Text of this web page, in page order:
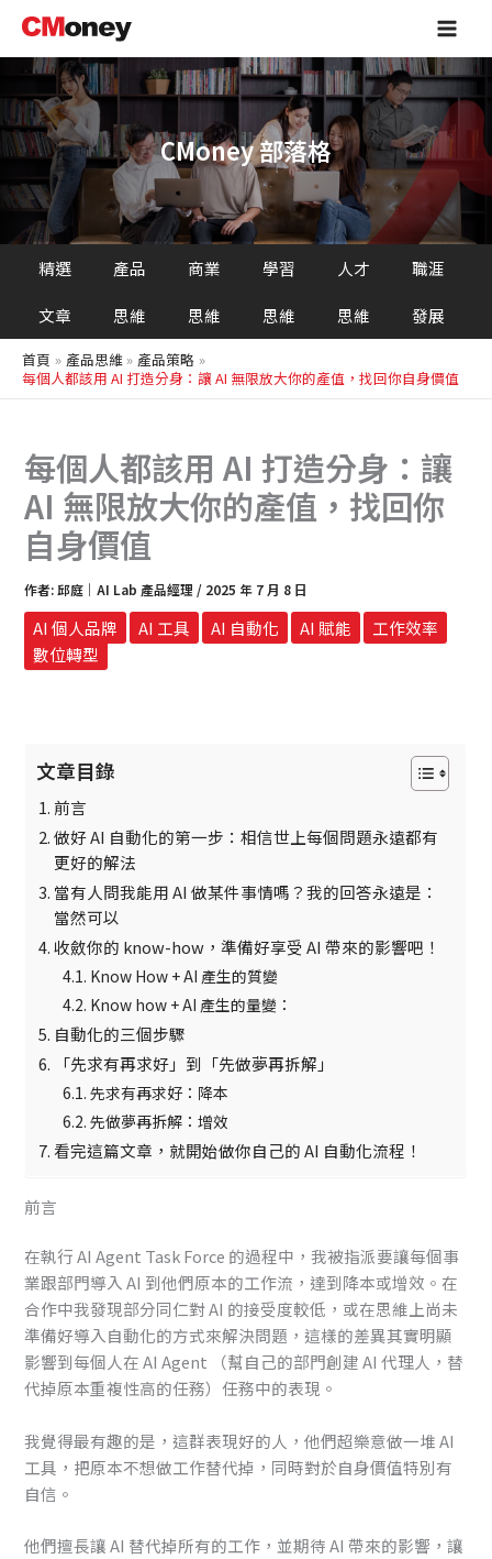
主
容
Main
CMoney 部落格
精選
文章
產品
思維
商業
思維
學習
思維
人才
思維
職涯
發展
首頁 產品思維
產品策略
每個人都該用 AI 打造分身：讓 AI 無限放大你的產值，找回你自身價值
每個人都該用 AI 打造分身：讓
AI 無限放大你的產值，找回你
自身價值
作者:邱庭｜AI Lab 產品經理 / 2025 年 7 月 8 日
AI 個人品牌 AI 工具 AI 自動化 AI 賦能
工作效率
數位轉型
文章目錄
前言
做好 AI 自動化的第一步：相信世上每個問題永遠都有
更好的解法
當有人問我能用 AI 做某件事情嗎？我的回答永遠是：
當然可以
收斂你的 know-how，準備好享受 AI 帶來的影響吧！
Know How + AI 產生的質變
Know how + AI 產生的量變：
自動化的三個步驟
「先求有再求好」到「先做夢再拆解」
先求有再求好：降本
先做夢再拆解：增效
看完這篇文章，就開始做你自己的 AI 自動化流程！
前言
在執行 AI Agent Task Force 的過程中，我被指派要讓每個事
業跟部門導入 AI 到他們原本的工作流，達到降本或增效。在
合作中我發現部分同仁對 AI 的接受度較低，或在思維上尚未
準備好導入自動化的方式來解決問題，這樣的差異其實明顯
影響到每個人在 AI Agent （幫自己的部門創建 AI 代理人，替
代掉原本重複性高的任務）任務中的表現。
我覺得最有趣的是，這群表現好的人，他們超樂意做一堆 AI
工具，把原本不想做工作替代掉，同時對於自身價值特別有
自信。
他們擅長讓 AI 替代掉所有的工作，並期待 AI 帶來的影響，讓
尋